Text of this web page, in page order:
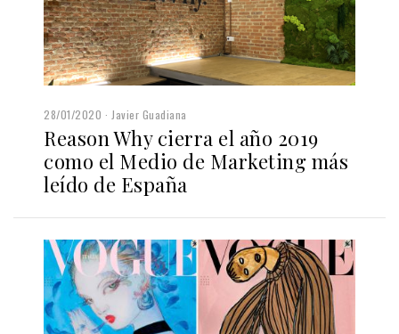
28/01/2020 Javier Guadiana
Reason Why cierra el año 2019
como el Medio de Marketing más
leído de España